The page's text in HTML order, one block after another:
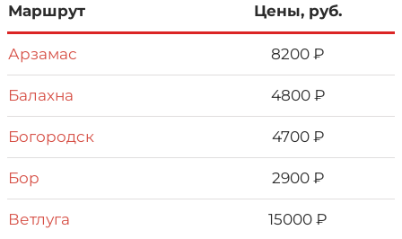
Маршрут Цены, руб.
Арзамас 8200 ₽
Балaхна 4800 ₽
Бoгорoдcк 4700 ₽
Бор 2900 ₽
Ветлуга 15000 ₽